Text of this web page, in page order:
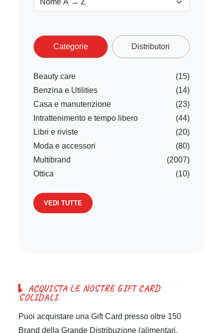
ACQUISTA LE NOSTRE GIFT CARD
SOLIDALI.
Puoi acquistare una Gift Card presso oltre 150
Brand della Grande Distribuzione (alimentari,
Categorie Distributori
Beauty care
(15)
Benzina e Utilities
(14)
Casa e manutenzione
(23)
Intrattenimento e tempo libero
(44)
Libri e riviste
(20)
Moda e accessori
(80)
Multibrand
(2007)
Ottica
(10)
VEDI TUTTE